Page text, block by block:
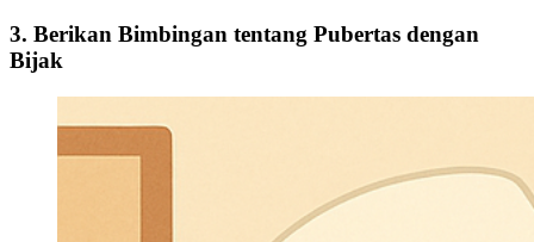
3. Berikan Bimbingan tentang Pubertas dengan
Bijak